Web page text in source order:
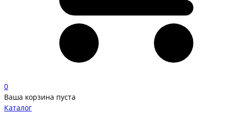
0
Ваша корзина пуста
Каталог